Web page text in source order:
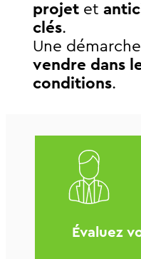
projetet
clés.
Une
vendre dans
conditions.
Évaluez